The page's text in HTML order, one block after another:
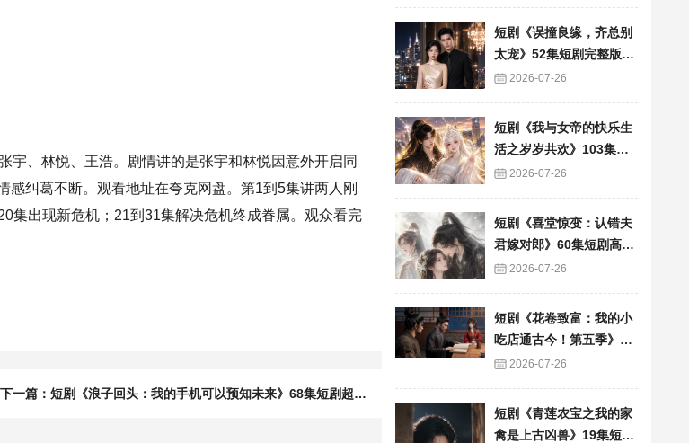
、林悦、王浩。剧情讲的是张宇和林悦因意外开启同
纠葛不断。观看地址在夸克网盘。第1到5集讲两人刚
集出现新危机；21到31集解决危机终成眷属。观众看完
下一篇：短剧《浪子回头：我的手机可以预知未来》68集短剧超清画质免费追剧
短剧《误撞良缘，齐总别
太宠》52集短剧完整版免
费畅享观看
2026-07-26
短剧《我与女帝的快乐生
活之岁岁共欢》103集短
剧全集在线畅快看
2026-07-26
短剧《喜堂惊变：认错夫
君嫁对郎》60集短剧高清
全集在线速看
2026-07-26
短剧《花卷致富：我的小
吃店通古今！第五季》90
集短剧免费追剧全集资源
2026-07-26
短剧《青莲农宝之我的家
禽是上古凶兽》19集短剧